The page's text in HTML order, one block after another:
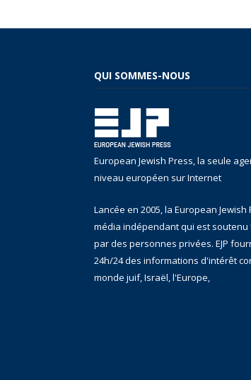
QUI SOMMES-NOUS
European Jewish Press, la seule
niveau européen sur Internet
Lancée en 2005, la European Jewish
média indépendant qui est
par des personnes privées. EJP
24h/24 des informations d'intérêt
monde juif, Israël, l'Europe,